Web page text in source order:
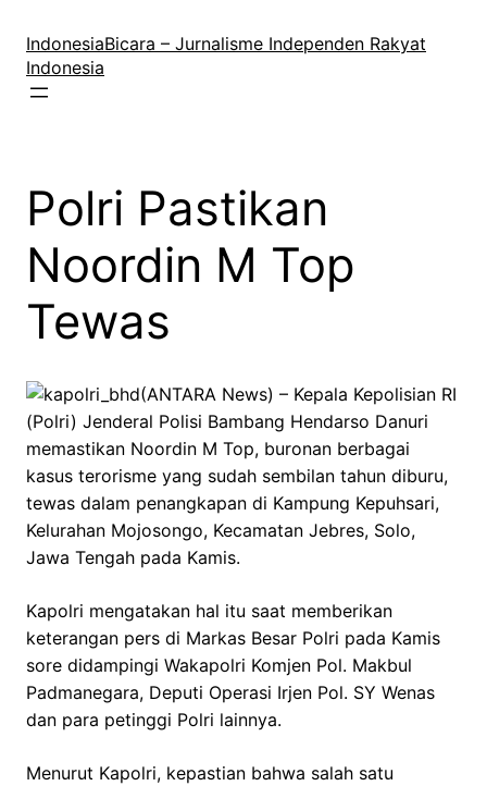
konten
IndonesiaBicara – Jurnalisme Independen Rakyat
Indonesia
Polri Pastikan
Noordin M Top
Tewas
(ANTARA News) – Kepala Kepolisian RI
(Polri) Jenderal Polisi Bambang Hendarso Danuri
memastikan Noordin M Top, buronan berbagai
kasus terorisme yang sudah sembilan tahun diburu,
tewas dalam penangkapan di Kampung Kepuhsari,
Kelurahan Mojosongo, Kecamatan Jebres, Solo,
Jawa Tengah pada Kamis.
Kapolri mengatakan hal itu saat memberikan
keterangan pers di Markas Besar Polri pada Kamis
sore didampingi Wakapolri Komjen Pol. Makbul
Padmanegara, Deputi Operasi Irjen Pol. SY Wenas
dan para petinggi Polri lainnya.
Menurut Kapolri, kepastian bahwa salah satu